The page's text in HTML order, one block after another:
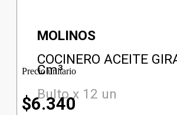
MOLINOS
COCINERO ACEITE
Cm³
Bulto x 12 un
Precio unitario
$6.340